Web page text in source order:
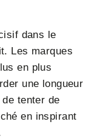
dans le
Les marques
en plus
une longueur
tenter de
en inspirant